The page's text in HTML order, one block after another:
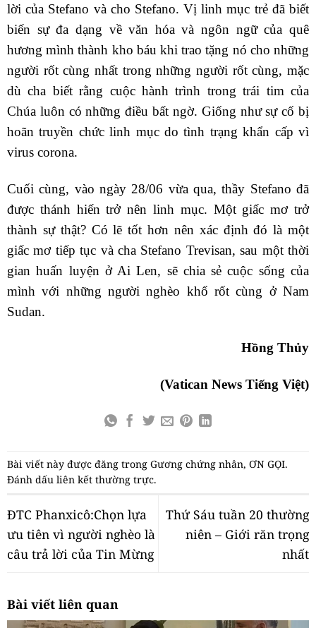
lời của Stefano và cho Stefano. Vị linh mục trẻ đã biết
biến sự đa dạng về văn hóa và ngôn ngữ của quê
hương mình thành kho báu khi trao tặng nó cho những
người rốt cùng nhất trong những người rốt cùng, mặc
dù cha biết rằng cuộc hành trình trong trái tim của
Chúa luôn có những điều bất ngờ. Giống như sự cố bị
hoãn truyền chức linh mục do tình trạng khẩn cấp vì
virus corona.
Cuối cùng, vào ngày 28/06 vừa qua, thầy Stefano đã
được thánh hiến trở nên linh mục. Một giấc mơ trở
thành sự thật? Có lẽ tốt hơn nên xác định đó là một
giấc mơ tiếp tục và cha Stefano Trevisan, sau một thời
gian huấn luyện ở Ai Len, sẽ chia sẻ cuộc sống của
mình với những người nghèo khổ rốt cùng ở Nam
Sudan.
Hồng Thủy
(Vatican News Tiếng Việt)
Bài viết này được đăng trong Gương chứng nhân, ƠN GỌI.
Đánh dấu liên kết thường trực.
ĐTC Phanxicô:Chọn lựa
ưu tiên vì người nghèo là
câu trả lời của Tin Mừng
Thứ Sáu tuần 20 thường
niên – Giới răn trọng
nhất
Bài viết liên quan